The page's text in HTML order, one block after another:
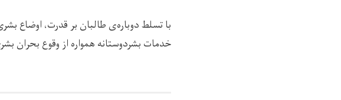
با تسلط دوباره‌ی طالبان بر قدرت، اوضاع
خدمات بشردوستانه همواره از وقوع بحران